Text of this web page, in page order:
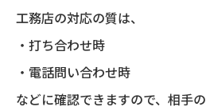
工務店の対応の質は、
・打ち合わせ時
・電話問い合わせ時
などに確認できますので、相手